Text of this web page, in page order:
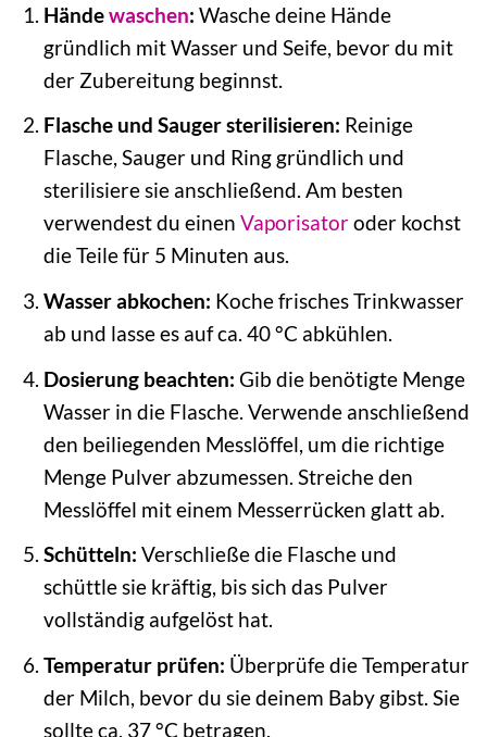
Händewaschen: Wasche deine Hände
gründlich mit Wasser und Seife, bevor du mit
der Zubereitung beginnst.
Flasche und Sauger sterilisieren: Reinige
Flasche, Sauger und Ring gründlich und
sterilisiere sie anschließend. Am besten
verwendest du einen Vaporisatoroder kochst
die Teile für 5 Minuten aus.
Wasser abkochen: Koche frisches Trinkwasser
ab und lasse es auf ca. 40 °C abkühlen.
Dosierung beachten: Gib die benötigte Menge
Wasser in die Flasche. Verwende anschließend
den beiliegenden Messlöffel, um die richtige
Menge Pulver abzumessen. Streiche den
Messlöffel mit einem Messerrücken glatt ab.
Schütteln: Verschließe die Flasche und
schüttle sie kräftig, bis sich das Pulver
vollständig aufgelöst hat.
Temperatur prüfen: Überprüfe die Temperatur
der Milch, bevor du sie deinem Baby gibst. Sie
sollte ca. 37 °C betragen.